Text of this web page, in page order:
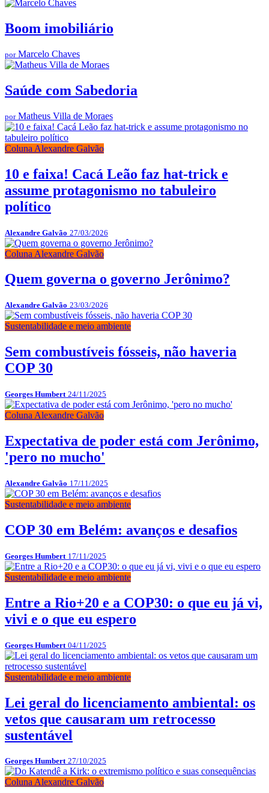
Boom imobiliário
por Marcelo Chaves
Saúde com Sabedoria
por Matheus Villa de Moraes
Coluna Alexandre Galvão
10 e faixa! Cacá Leão faz hat-trick e
assume protagonismo no tabuleiro
político
Alexandre Galvão 27/03/2026
Coluna Alexandre Galvão
Quem governa o governo Jerônimo?
Alexandre Galvão 23/03/2026
Sustentabilidade e meio ambiente
Sem combustíveis fósseis, não haveria
COP 30
Georges Humbert 24/11/2025
Coluna Alexandre Galvão
Expectativa de poder está com Jerônimo,
'pero no mucho'
Alexandre Galvão 17/11/2025
Sustentabilidade e meio ambiente
COP 30 em Belém: avanços e desafios
Georges Humbert 17/11/2025
Sustentabilidade e meio ambiente
Entre a Rio+20 e a COP30: o que eu já vi,
vivi e o que eu espero
Georges Humbert 04/11/2025
Sustentabilidade e meio ambiente
Lei geral do licenciamento ambiental: os
vetos que causaram um retrocesso
sustentável
Georges Humbert 27/10/2025
Coluna Alexandre Galvão